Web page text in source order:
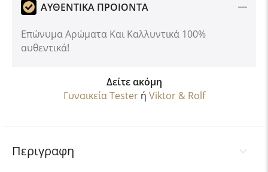
ΑΥΘΕΝΤΙΚΑ ΠΡΟΙΟΝΤΑ
Επώνυμα Αρώματα Και Καλλυντικά 100%
αυθεντικά!
Δείτε ακόμη
Γυναικεία Testerή Viktor & Rolf
Περιγραφη